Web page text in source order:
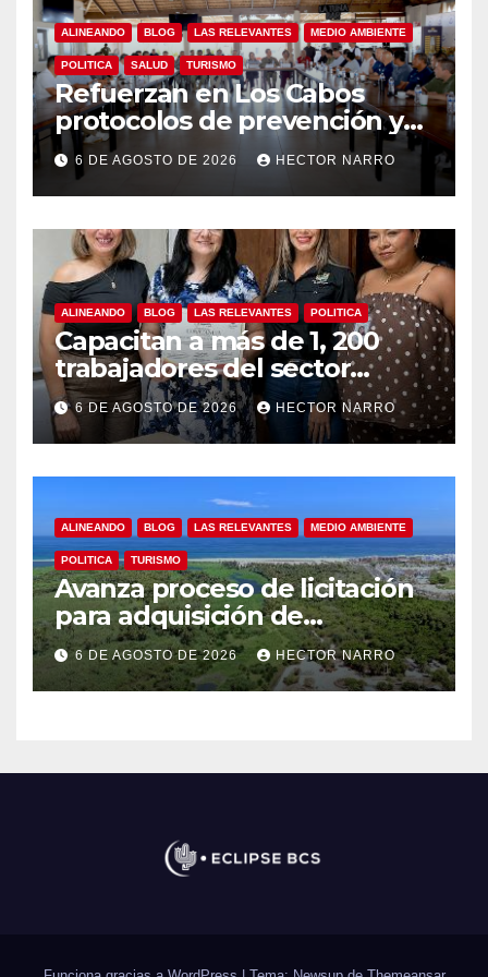
ALINEANDO BLOG LAS RELEVANTES MEDIO AMBIENTE
POLITICA SALUD TURISMO
Refuerzan en Los Cabos
protocolos de prevención y
rescate en playas ante oleaje
y temporada de ciclones
6 DE AGOSTO DE 2026 HECTOR NARRO
ALINEANDO BLOG LAS RELEVANTES POLITICA
Capacitan a más de 1, 200
trabajadores del sector
hotelero en derechos
humanos y respeto laboral
en Los Cabos
6 DE AGOSTO DE 2026 HECTOR NARRO
ALINEANDO BLOG LAS RELEVANTES MEDIO AMBIENTE
POLITICA TURISMO
Avanza proceso de licitación
para adquisición de
maquinaria del Plan de
Regeneración del Estero
Josefino
6 DE AGOSTO DE 2026 HECTOR NARRO